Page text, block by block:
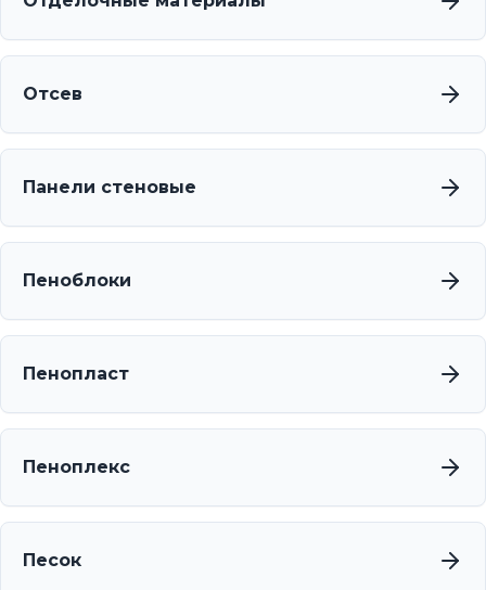
Отсев
Панели стеновые
Пеноблоки
Пенопласт
Пеноплекс
Песок